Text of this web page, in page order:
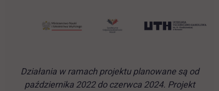
Działania w ramach projektu planowane są od
października 2022 do czerwca 2024. Projekt